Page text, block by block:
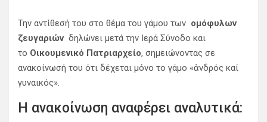
Την αντίθεσή του στο θέμα του γάμου των ομόφυλων
ζευγαριών δηλώνει μετά την Ιερά Σύνοδο και
το Οικουμενικό Πατριαρχείο, σημειώνοντας σε
ανακοίνωσή του ότι δέχεται μόνο το γάμο «ἀνδρός καί
γυναικός».
Η ανακοίνωση αναφέρει αναλυτικά: